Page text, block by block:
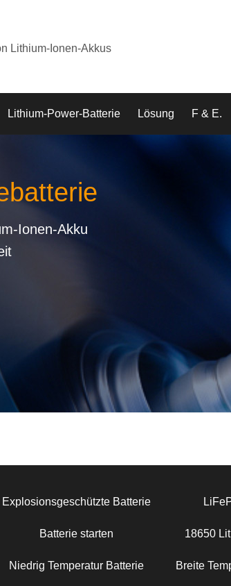
Lithium-Ionen-Akkus
Lithium-Power-Batterie Lösung F & E.
Ionen-Akku
Explosionsgeschützte Batterie
Batterie starten 18650
Niedrig Temperatur Batterie Breite